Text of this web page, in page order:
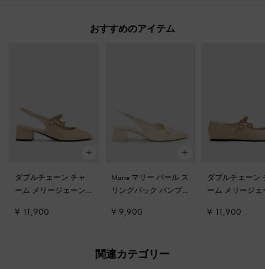
おすすめのアイテム
ダブルチェーン チャ
ーム メリージェーン
ス - チョーク
¥ 11,900
Marie マリー パール ス
リングバック パンプ
¥ 9,900
ダブルチェーン
ーム メリージェ
¥ 11,900
関連カテゴリー